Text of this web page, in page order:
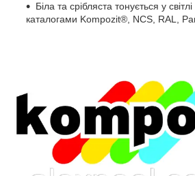
Біла та срібляста тонується у
каталогами Kompozit®, NCS, RAL,